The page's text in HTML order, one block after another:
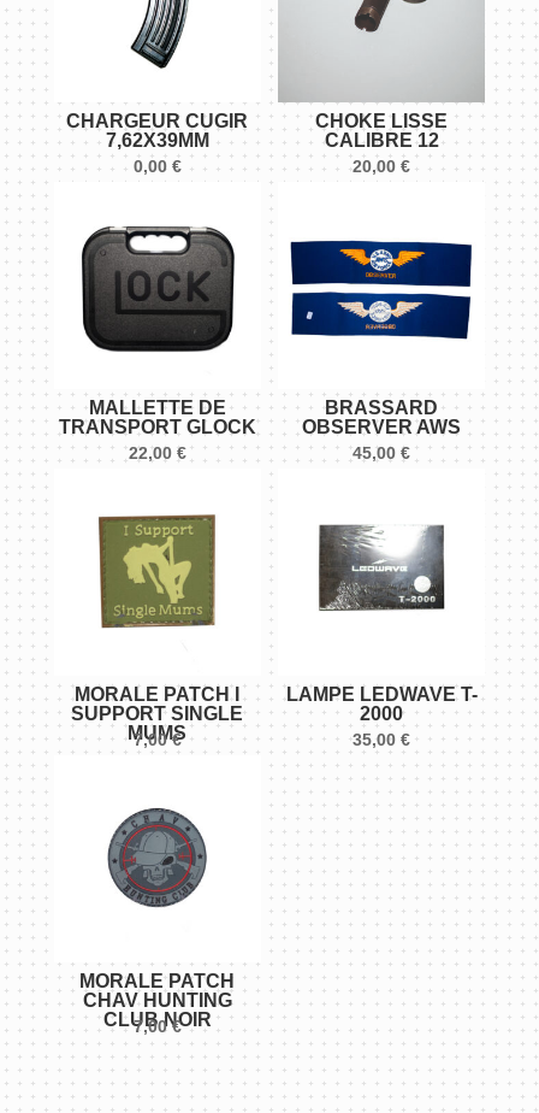
CHARGEUR CUGIR
7,62X39MM
0,00 €
CHOKE LISSE
CALIBRE 12
20,00€
MALLETTE DE
TRANSPORT GLOCK
22,00 €
BRASSARD
OBSERVER AWS
45,00€
MORALE PATCH I
SUPPORT SINGLE
MUMS
7,00€
LAMPE LEDWAVE T-
2000
35,00€
MORALE PATCH
CHAV HUNTING
CLUB NOIR
7,00€